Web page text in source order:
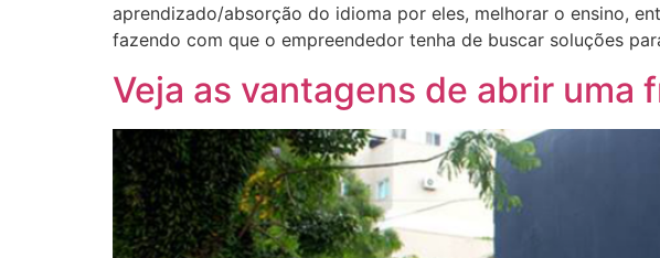
aprendizado/absorção do idioma por eles, melhorar o ensino,
fazendo com que o empreendedor tenha de buscar soluções
Veja as vantagens de abrir